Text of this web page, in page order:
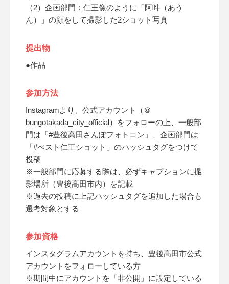
（2）企画部門：仁王像のように「阿吽（あう
ん）」の顔をして撮影した2ショット写真
提出物
●作品
参加方法
Instagramより、公式アカウント（＠
bungotakada_city_official）をフォローの上、一般部
門は「#豊後高田さんぽフォトコン」、企画部門は
「#べスト仁王ショット」のハッシュタグをつけて
投稿
※一般部門に応募する際は、必ずキャプションに撮
影場所（豊後高田市内）を記載
※過去の投稿に上記ハッシュタグを追加した場合も
選考対象とする
参加資格
インスタグラムアカウントを持ち、豊後高田市公式
アカウントをフォローしている方
※期間中にアカウントを「非公開」に設定している